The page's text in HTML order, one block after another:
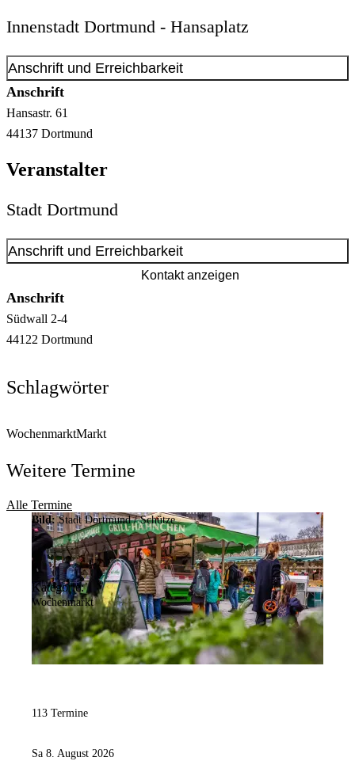
Innenstadt Dortmund - Hansaplatz
Anschrift und Erreichbarkeit
Anschrift
Hansastr. 61
44137 Dortmund
Veranstalter
Stadt Dortmund
Anschrift und Erreichbarkeit
Kontakt anzeigen
Anschrift
Südwall 2-4
44122 Dortmund
Schlagwörter
WochenmarktMarkt
Weitere Termine
Alle Termine
Bild: Stadt Dortmund / Schütze
Kategorie:
Wochenmarkt
113 Termine
Sa 8. August 2026